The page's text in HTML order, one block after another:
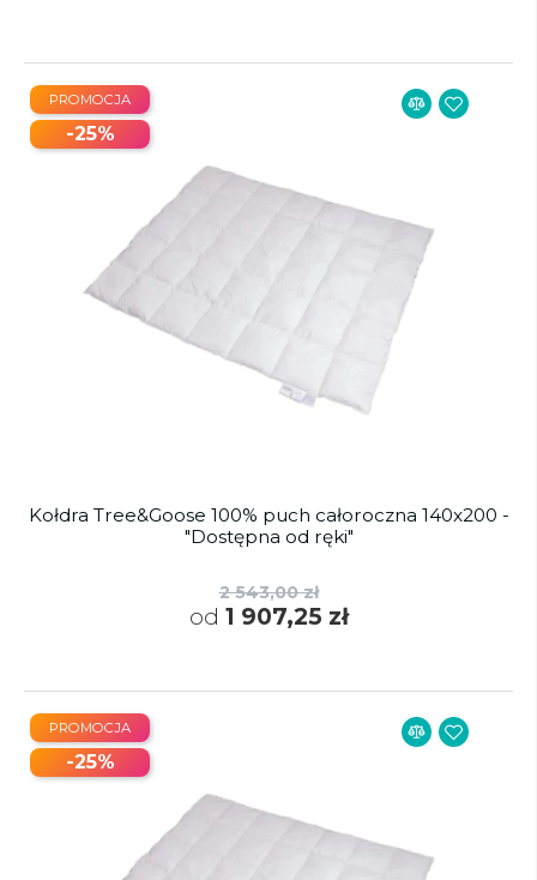
Kołdra Tree&Goose 100% puch całoroczna 140x200 -
"Dostępna od ręki"
2 543,00 zł
od 1 907,25 zł
PROMOCJA
-25%
PROMOCJA
-25%